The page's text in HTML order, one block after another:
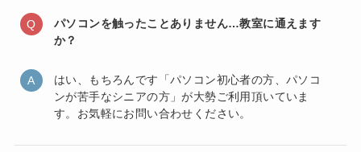
パソコンを触ったことありません…教室に通えます
か？
はい、もちろんです「パソコン初心者の方、パソコ
ンが苦手なシニアの方」が大勢ご利用頂いていま
す。お気軽にお問い合わせください。